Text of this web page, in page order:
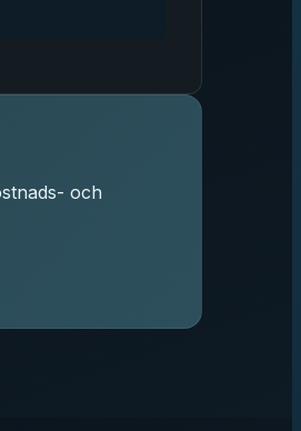
och